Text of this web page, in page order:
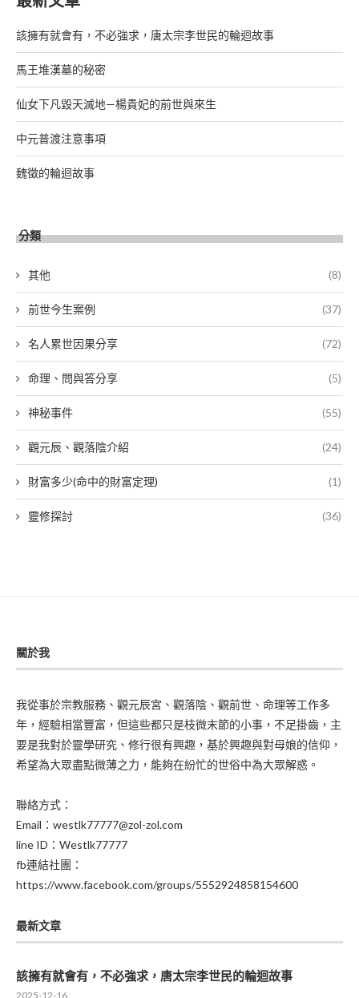
該擁有就會有，不必強求，唐太宗李世民的輪迴故事
馬王堆漢墓的秘密
仙女下凡毀天滅地—楊貴妃的前世與來生
中元普渡注意事項
魏徵的輪迴故事
分類
其他 (8)
前世今生案例 (37)
名人累世因果分享 (72)
命理、問與答分享 (5)
神秘事件 (55)
觀元辰、觀落陰介紹 (24)
財富多少(命中的財富定理) (1)
靈修探討 (36)
關於我
我從事於宗教服務、觀元辰宮、觀落陰、觀前世、命理等工作多
年，經驗相當豐富，但這些都只是枝微末節的小事，不足掛齒，主
要是我對於靈學研究、修行很有興趣，基於興趣與對母娘的信仰，
希望為大眾盡點微薄之力，能夠在紛忙的世俗中為大眾解惑。
聯絡方式：
Email：westlk77777@zol-zol.com
line ID：Westlk77777
fb連結社團：
https://www.facebook.com/groups/5552924858154600
最新文章
該擁有就會有，不必強求，唐太宗李世民的輪迴故事
2025-12-16